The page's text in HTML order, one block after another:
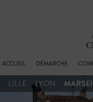
ACCUEIL DÉMARCHE
LILLE LYON